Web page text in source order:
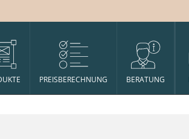
PREISBERECHNUNG BERATUNG